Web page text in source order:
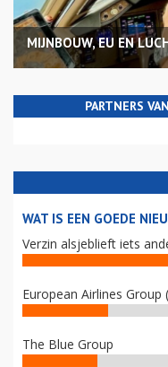
MIJNBOUW, EU EN
PARTNERS
WAT IS EEN GOEDE
Verzin alsjeblieft iets
European Airlines Group
The Blue Group